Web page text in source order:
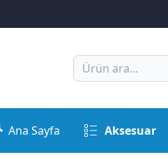
Ana Sayfa Aksesuar